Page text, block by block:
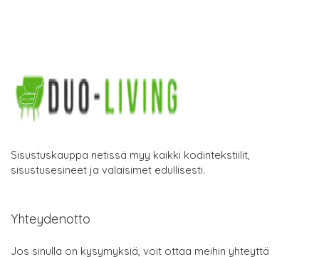
Sisustuskauppa netissä myy kaikki kodintekstiilit,
sisustusesineet ja valaisimet edullisesti.
Yhteydenotto
Jos sinulla on kysymyksiä, voit ottaa meihin yhteyttä